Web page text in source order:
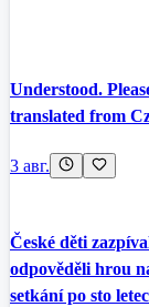
Understood.
translated from
3 авг.
České děti
odpověděli hrou
setkání po sto